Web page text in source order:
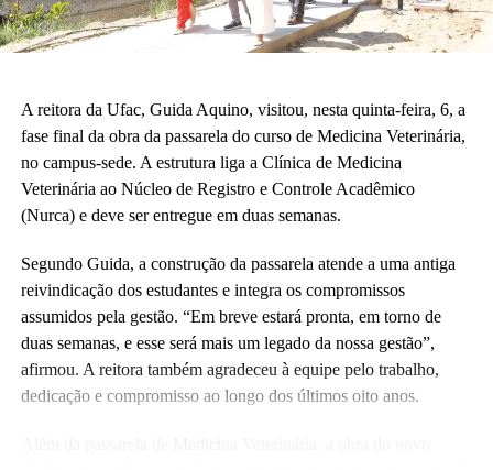
crianças correndo e sendo felizes.”
Também participaram da cerimônia o pró-reitor de Planejamento,
prefeito do campus, Artesson Cruz; além de professores, técnico-
administrativos, estudantes e representantes da construtora
responsável pela obra.
(Fhagner Soares, estagiário Ascom/Ufac)
Leia Mais: UFAC
A reitora da Ufac, Guida Aquino, visitou, nesta quinta-feira, 6, a
fase final da obra da passarela do curso de Medicina Veterinária,
no campus-sede. A estrutura liga a Clínica de Medicina
Veterinária ao Núcleo de Registro e Controle Acadêmico
(Nurca) e deve ser entregue em duas semanas.
Segundo Guida, a construção da passarela atende a uma antiga
reivindicação dos estudantes e integra os compromissos
assumidos pela gestão. “Em breve estará pronta, em torno de
duas semanas, e esse será mais um legado da nossa gestão”,
afirmou. A reitora também agradeceu à equipe pelo trabalho,
dedicação e compromisso ao longo dos últimos oito anos.